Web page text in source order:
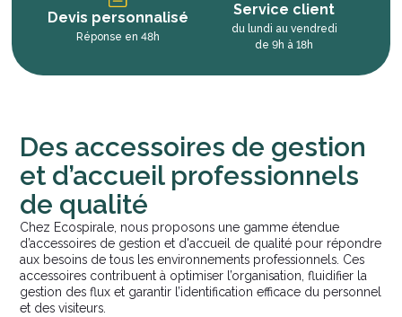
Devis personnalisé
Réponse en 48h
Service client
du lundi au vendredi
de 9h à 18h
Des accessoires de gestion
et d’accueil professionnels
de qualité
Chez Ecospirale, nous proposons une gamme étendue
d’accessoires de gestion et d'accueil de qualité pour répondre
aux besoins de tous les environnements professionnels. Ces
accessoires contribuent à optimiser l’organisation, fluidifier la
gestion des flux et garantir l’identification efficace du personnel
et des visiteurs.